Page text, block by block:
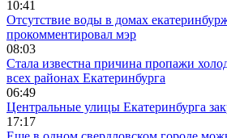
10:41
Отсутствие воды в домах
прокомментировал мэр
08:03
Стала известна причина пропажи
всех районах Екатеринбурга
06:49
Центральные улицы Екатеринбурга
17:17